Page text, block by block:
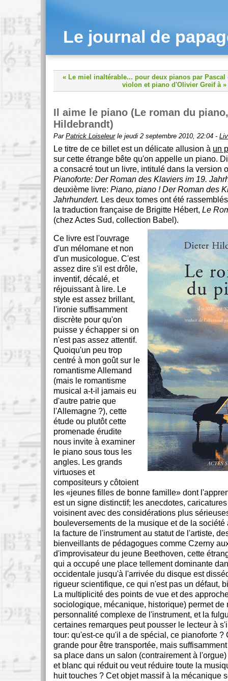
Le journal de
« Le miel inaltérable... pour deux pianos par Pascal
violon et piano d'Olivier Greif à »
Il aime le piano (Le roman du
Hildebrandt)
Par Patrick Loiseleurle jeudi 2 septembre 2010, 22:04 -
Le titre de ce billet est un délicate allusion à un
sur cette étrange bête qu'on appelle un piano.
a consacré tout un livre, intitulé dans la version
Pianoforte: Der Roman des Klaviers im 19.
deuxième livre: Piano, piano ! Der Roman des
Jahrhundert. Les deux tomes ont été
la traduction française de Brigitte Hébert, Le
(chez Actes Sud, collection Babel).
Ce livre est l'ouvrage
d'un mélomane et non
d'un musicologue. C'est
assez dire s'il est drôle,
inventif, décalé, et
réjouissant à lire. Le
style est assez brillant,
l'ironie suffisamment
discrète pour qu'on
puisse y échapper si on
n'est pas assez attentif.
Quoiqu'un peu trop
centré à mon goût sur le
romantisme Allemand
(mais le romantisme
musical a-t-il jamais eu
d'autre patrie que
l'Allemagne ?), cette
étude ou plutôt cette
promenade érudite
nous invite à examiner
le piano sous tous les
angles. Les grands
virtuoses et
compositeurs y côtoient
les
jeunes filles de bonne famille
dont
est un signe distinctif; les anecdotes,
voisinent avec des considérations plus
bouleversements de la musique et de la
la facture de l'instrument au statut de l'artiste,
bienveillants de pédagogues comme Czerny
d'improvisateur du jeune Beethoven, cette
qui a occupé une place tellement dominante
occidentale jusqu'à l'arrivée du disque est
rigueur scientifique, ce qui n'est pas un défaut,
La multiplicité des points de vue et des
sociologique, mécanique, historique) permet de
personnalité complexe de l'instrument, et la
certaines remarques peut pousser le lecteur à
tour: qu'est-ce qu'il a de spécial, ce pianoforte ?
grande pour être transportée, mais
sa place dans un salon (contrairement à
et blanc qui réduit ou veut réduire toute la
huit touches ? Cet objet massif à la mécanique